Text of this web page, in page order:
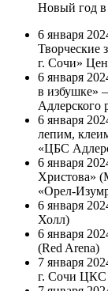
Новый год в
6 января
Творческие
г. Сочи»
6 января
в
Адлерского
6 января
лепим,
«ЦБС
6 января
Христова»
«Орел-
6 января
Холл)
6 января
(Red Arena)
7 января
г. Сочи ЦКС